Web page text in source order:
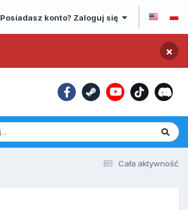
Posiadasz konto? Zaloguj się
×
Cała aktywność